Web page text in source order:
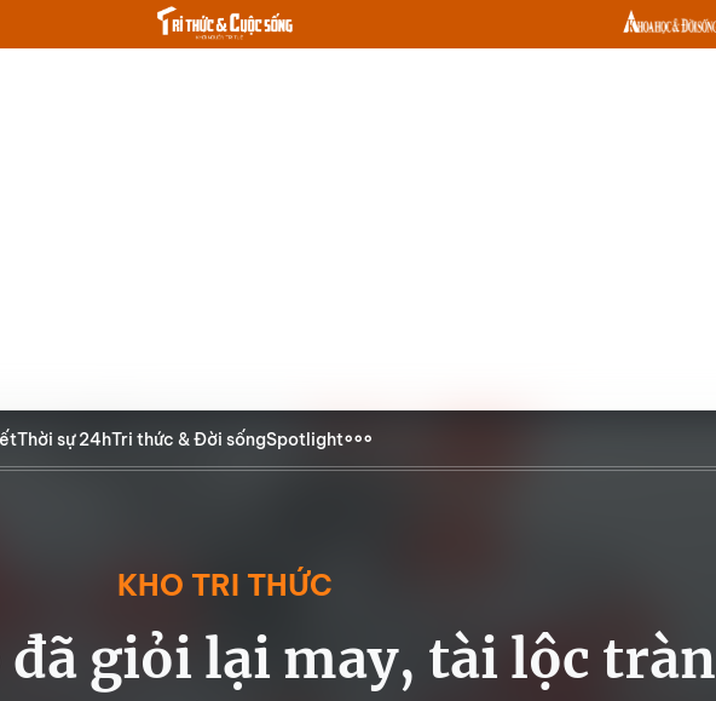
Thời sự 24hTri thức & Đời sốngSpotlight
KHO TRI THỨC
đã giỏi lại may, tài lộc tràn